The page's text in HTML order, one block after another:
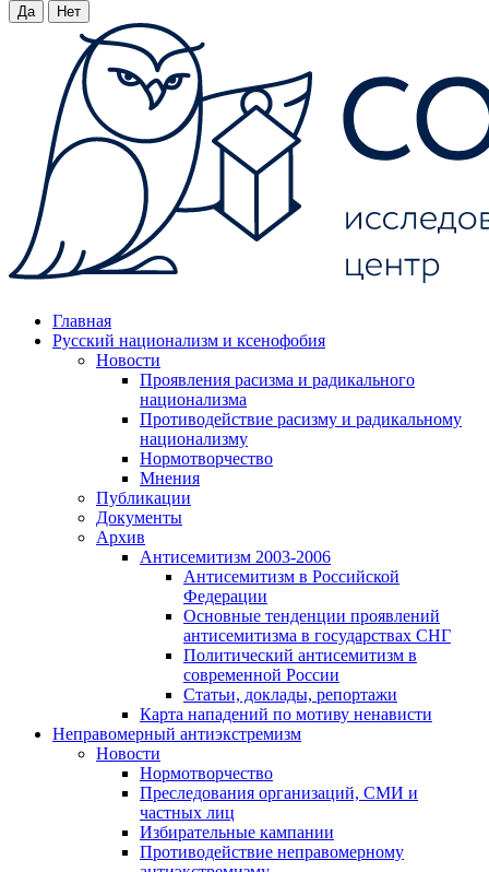
Да Нет
Главная
Русский национализм и ксенофобия
Новости
Проявления расизма и радикального
национализма
Противодействие расизму и радикальному
национализму
Нормотворчество
Мнения
Публикации
Документы
Архив
Антисемитизм 2003-2006
Антисемитизм в Российской
Федерации
Основные тенденции проявлений
антисемитизма в государствах СНГ
Политический антисемитизм в
современной России
Статьи, доклады, репортажи
Карта нападений по мотиву ненависти
Неправомерный антиэкстремизм
Новости
Нормотворчество
Преследования организаций, СМИ и
частных лиц
Избирательные кампании
Противодействие неправомерному